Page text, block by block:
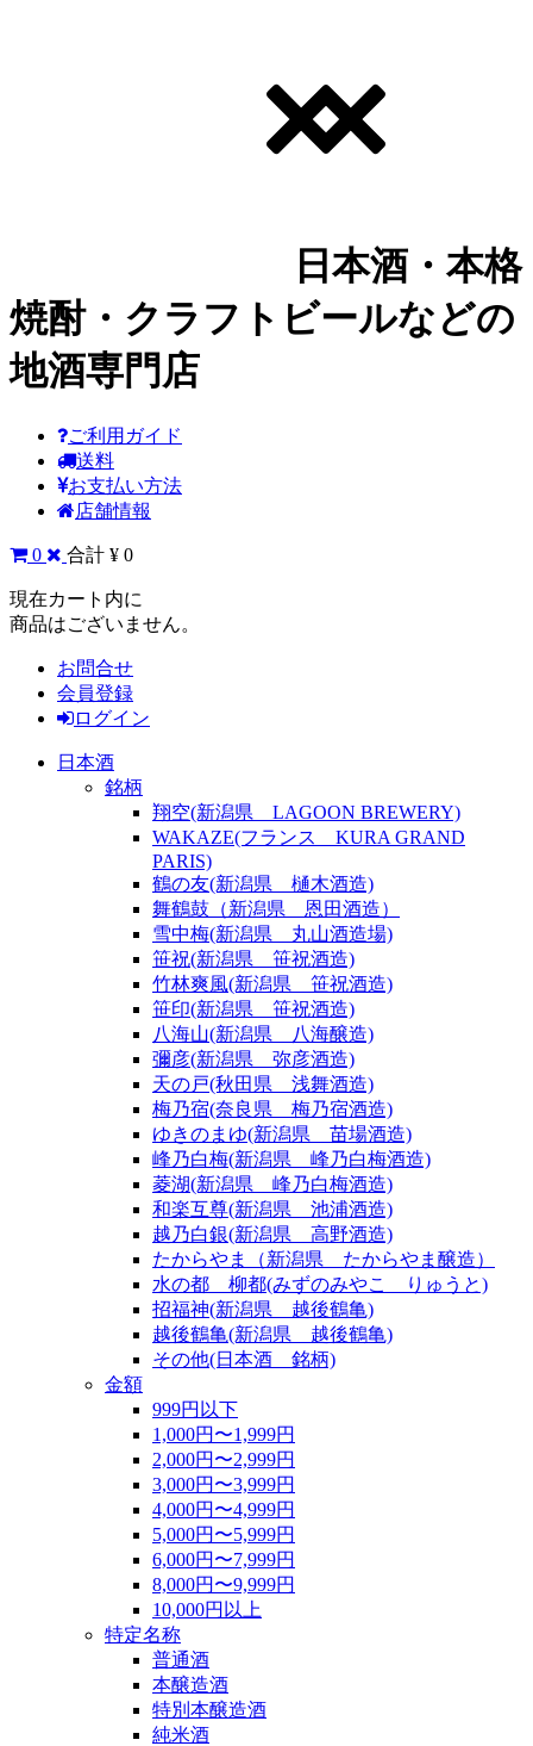
日本酒・本格
焼酎・クラフトビールなどの
地酒専門店
ご利用ガイド
送料
お支払い方法
店舗情報
0 合計 ¥ 0
現在カート内に
商品はございません。
お問合せ
会員登録
ログイン
日本酒
銘柄
翔空(新潟県 LAGOON BREWERY)
WAKAZE(フランス KURA GRAND
PARIS)
鶴の友(新潟県 樋木酒造)
舞鶴鼓（新潟県 恩田酒造）
雪中梅(新潟県 丸山酒造場)
笹祝(新潟県 笹祝酒造)
竹林爽風(新潟県 笹祝酒造)
笹印(新潟県 笹祝酒造)
八海山(新潟県 八海醸造)
彌彦(新潟県 弥彦酒造)
天の戸(秋田県 浅舞酒造)
梅乃宿(奈良県 梅乃宿酒造)
ゆきのまゆ(新潟県 苗場酒造)
峰乃白梅(新潟県 峰乃白梅酒造)
菱湖(新潟県 峰乃白梅酒造)
和楽互尊(新潟県 池浦酒造)
越乃白銀(新潟県 高野酒造)
たからやま（新潟県 たからやま醸造）
水の都 柳都(みずのみやこ りゅうと)
招福神(新潟県 越後鶴亀)
越後鶴亀(新潟県 越後鶴亀)
その他(日本酒 銘柄)
金額
999円以下
1,000円〜1,999円
2,000円〜2,999円
3,000円〜3,999円
4,000円〜4,999円
5,000円〜5,999円
6,000円〜7,999円
8,000円〜9,999円
10,000円以上
特定名称
普通酒
本醸造酒
特別本醸造酒
純米酒